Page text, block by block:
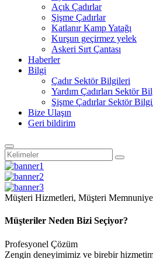
Açık Çadırlar
Şişme Çadırlar
Katlanır Kamp Yatağı
Kurşun geçirmez yelek
Askeri Sırt Çantası
Haberler
Bilgi
Çadır Sektör Bilgileri
Yardım Çadırları Sektör
Şişme Çadırlar Sektör
Bize Ulaşın
Geri bildirim
Müşteri Hizmetleri, Müşteri
Müşteriler Neden Bizi Seçiyor?
Profesyonel Çözüm
Zengin deneyimimiz ve birebir